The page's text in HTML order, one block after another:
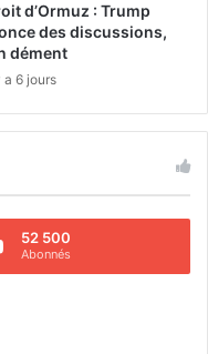
d’Ormuz : Trump
des discussions,
dément
a 6 jours
52 500
Abonnés